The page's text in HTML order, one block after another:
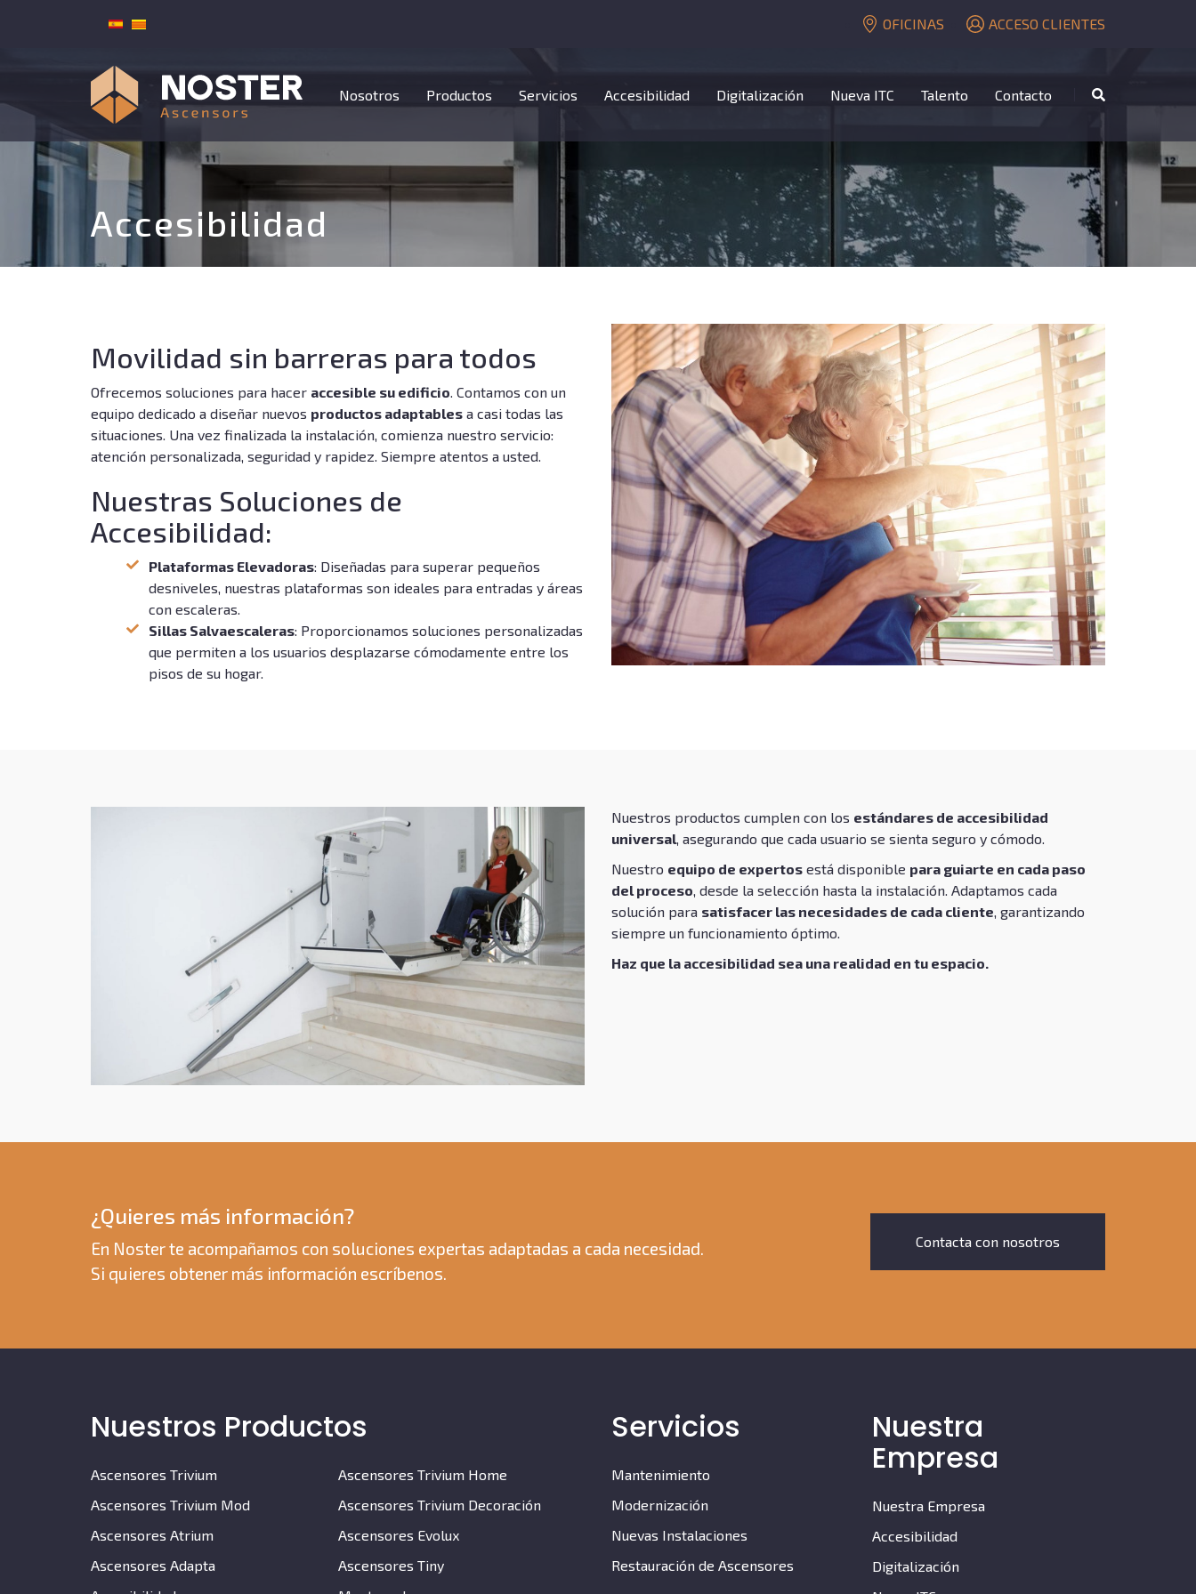
OFICINAS ACCESO CLIENTES
principalNosotros Productos Servicios Accesibilidad Digitalización Nueva ITC Talento Contacto
Accesibilidad
Movilidad sin barreras para todos
Ofrecemos soluciones para hacer accesible su edificio. Contamos con un
equipo dedicado a diseñar nuevos productos adaptables a casi todas las
situaciones. Una vez finalizada la instalación, comienza nuestro servicio:
atención personalizada, seguridad y rapidez. Siempre atentos a usted.
Nuestras Soluciones de
Accesibilidad:
Plataformas Elevadoras: Diseñadas para superar pequeños
desniveles, nuestras plataformas son ideales para entradas y áreas
con escaleras.
Sillas Salvaescaleras: Proporcionamos soluciones personalizadas
que permiten a los usuarios desplazarse cómodamente entre los
pisos de su hogar.
Nuestros productos cumplen con los estándares de accesibilidad
universal, asegurando que cada usuario se sienta seguro y cómodo.
Nuestro equipo de expertos está disponible para guiarte en cada paso
del proceso, desde la selección hasta la instalación. Adaptamos cada
solución para satisfacer las necesidades de cada cliente, garantizando
siempre un funcionamiento óptimo.
Haz que la accesibilidad sea una realidad en tu espacio.
¿Quieres más información?
En Noster te acompañamos con soluciones expertas adaptadas a cada necesidad.
Si quieres obtener más información escríbenos.
Contacta con nosotros
Nuestros Productos
Ascensores Trivium
Ascensores Trivium Home
Ascensores Trivium Mod
Ascensores Trivium Decoración
Ascensores Atrium
Ascensores Evolux
Ascensores Adapta
Ascensores Tiny
Servicios
Mantenimiento
Modernización
Nuevas Instalaciones
Restauración de Ascensores
Nuestra
Empresa
Nuestra Empresa
Accesibilidad
Digitalización